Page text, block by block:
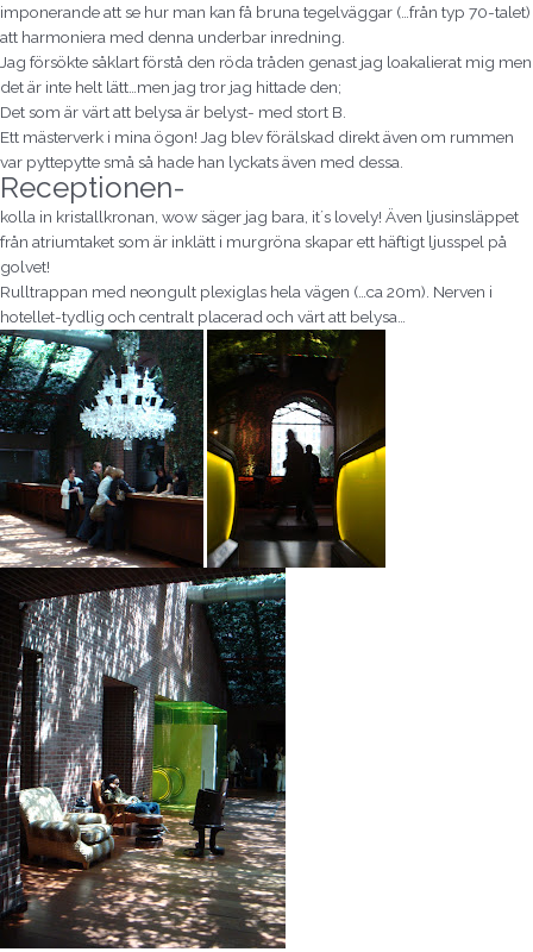
imponerande att se hur man kan få bruna tegelväggar (…från typ 70-talet)
att harmoniera med denna underbar inredning.
Jag försökte såklart förstå den röda tråden genast jag loakalierat mig men
det är inte helt lätt…men jag tror jag hittade den;
Det som är värt att belysa är belyst- med stort B.
Ett mästerverk i mina ögon! Jag blev förälskad direkt även om rummen
var pyttepytte små så hade han lyckats även med dessa.
Receptionen-
kolla in kristallkronan, wow säger jag bara, it´s lovely! Även ljusinsläppet
från atriumtaket som är inklätt i murgröna skapar ett häftigt ljusspel på
golvet!
Rulltrappan med neongult plexiglas hela vägen (…ca 20m). Nerven i
hotellet-tydlig och centralt placerad och värt att belysa…